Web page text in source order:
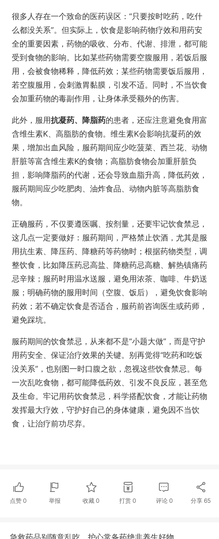
很多人存在一个致命的医药误区：“只要按时吃药，吃什
么都没关系”。但实际上，饮食是影响药物疗效和用药安
全的重要因素，药物的吸收、分布、代谢、排泄，都可能
受到食物的影响。比如某些药物需要空腹服用，若饭后服
用，会被食物稀释，降低药效；某些药物需要饭后服用，
若空腹服用，会刺激胃黏膜，引发不适。同时，不当饮食
会加重药物的毒副作用，让身体承受额外的伤害。
此外，服用抗凝药、降脂药的患者，还应注意避免食用富
含维生素K、高脂肪的食物。维生素K会影响抗凝药的效
果，增加出血风险，服药期间应少吃菠菜、西兰花、动物
肝脏等富含维生素K的食物；高脂肪食物会加重肝脏负
担，影响降脂药的代谢，还会导致血脂升高，降低药效，
服药期间应少吃肥肉、油炸食品、动物内脏等高脂肪食
物。
正确服药，不仅要遵医嘱、按剂量，还要牢记饮食禁忌，
这几点一定要做好：服药期间，严格禁止饮酒，尤其是服
用抗生素、降压药、降糖药等药物时；根据药物类型，调
整饮食，比如降压药忌高盐、降糖药忌高糖、解热镇痛药
忌辛辣；服药时用温水送服，避免用浓茶、咖啡、牛奶送
服；明确药物的服用时间（空腹、饭后），避免饮食影响
药效；若不确定饮食是否适合，服药前咨询医生或药师，
避免踩坑。
服药期间的饮食禁忌，从来都不是“小题大做”，而是守护
用药安全、保证治疗效果的关键。别再觉得“吃药和吃饭
没关系”，也别图一时口腹之欲，忽视这些饮食禁忌。每
一次乱吃食物，都可能降低药效、引发不良反应，甚至危
及生命。牢记用药饮食禁忌，科学搭配饮食，才能让药物
发挥最大疗效，守护好自己的身体健康，避免因不当饮
食，让治疗前功尽弃。
点赞 0 举报 收藏0 打赏 0 评论 0 分享65
急救药品别随意乱吃，护心常备药绝非养生好物